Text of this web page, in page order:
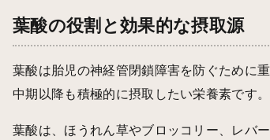
葉酸の役割と効果的な摂取源
葉酸は胎児の神経管閉鎖障害を防ぐために
中期以降も積極的に摂取したい栄養素です。
葉酸は、ほうれん草やブロッコリー、レバ